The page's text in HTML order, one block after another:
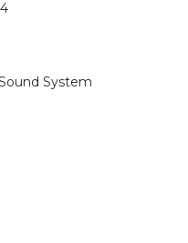
System